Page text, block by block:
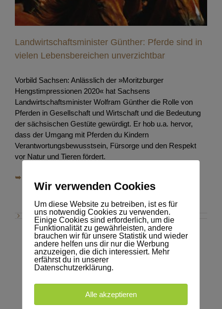
Landwirtschaftsminister Günther: Pferde sind in
vielen Lebensbereichen unverzichtbar
Vorbild Sachsen: Anlässlich der »Moritzburger
Hengstimpressionen 2020« hat Sachsens
Landwirtschaftsminister Wolfram Günther die Rolle von
Pferden in Gesellschaft und Wirtschaft und die Bedeutung
der sächsischen Gestüte gewürdigt. Er hob u.a. hervor,
dass der Umgang mit Pferden du Kindern
Verantwortungsbewusstsein, Fürsorge und den Respekt
vor Natur und Tieren fördert.
➥ Weiter lesen
Wir verwenden Cookies
Um diese Website zu betreiben, ist es für
uns notwendig Cookies zu verwenden.
Einige Cookies sind erforderlich, um die
Funktionalität zu gewährleisten, andere
brauchen wir für unsere Statistik und wieder
andere helfen uns dir nur die Werbung
anzuzeigen, die dich interessiert. Mehr
erfährst du in unserer
Datenschutzerklärung.
Alle akzeptieren